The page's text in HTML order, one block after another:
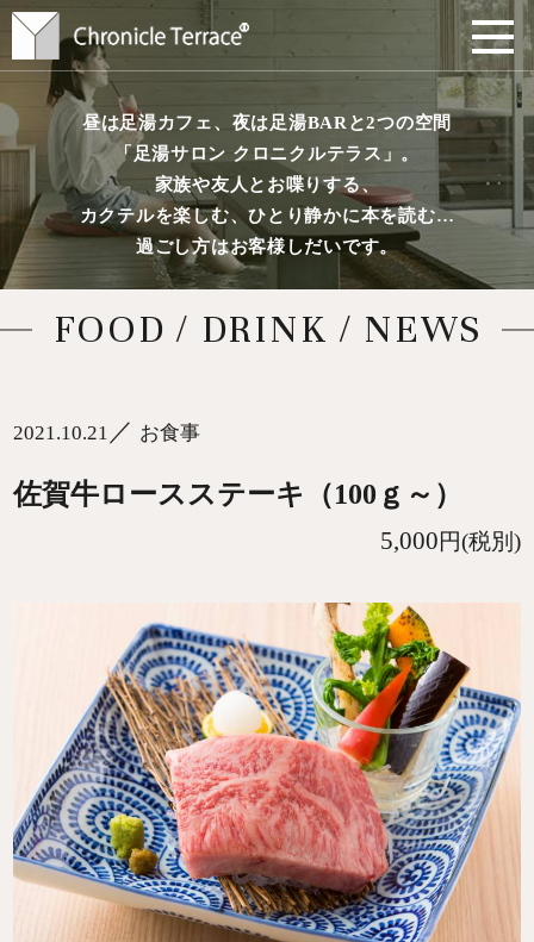
昼は足湯カフェ、夜は足湯BARと2つの空間
「足湯サロン クロニクルテラス」。
家族や友人とお喋りする、
カクテルを楽しむ、ひとり静かに本を読む…
過ごし方はお客様しだいです。
FOOD / DRINK / NEWS
2021.10.21 ／ お食事
佐賀牛ロースステーキ（100ｇ～）
5,000円(税別)